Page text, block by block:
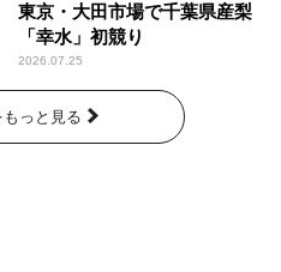
東京・大田市場で千葉県産梨
「幸水」初競り
2026.07.25
っと見る